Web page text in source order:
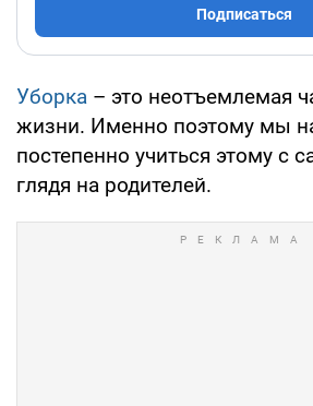
Подписаться
Уборка – это неотъемлемая
жизни. Именно поэтому мы
постепенно учиться этому с
глядя на родителей.